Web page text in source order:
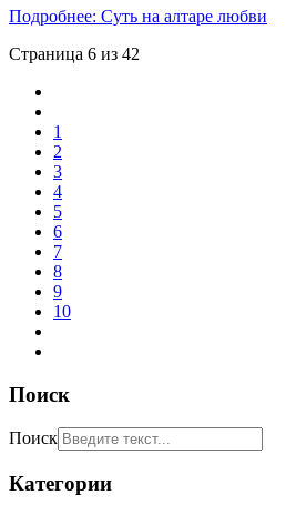
Подробнее: Суть на алтаре любви
Страница 6 из 42
1
2
3
4
5
6
7
8
9
10
Поиск
Поиск
Категории